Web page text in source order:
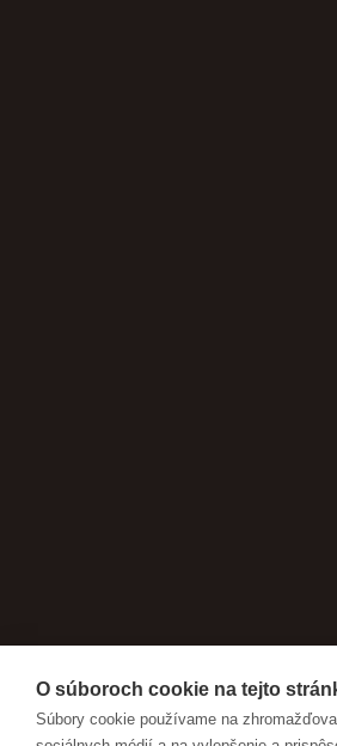
O súboroch cookie na tejto
Súbory cookie používame na